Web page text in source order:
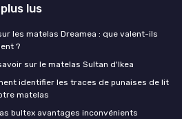
lus
les matelas Dreamea : que valent-ils
?
sur le matelas Sultan d'Ikea
identifier les traces de punaises de lit
matelas
bultex avantages inconvénients